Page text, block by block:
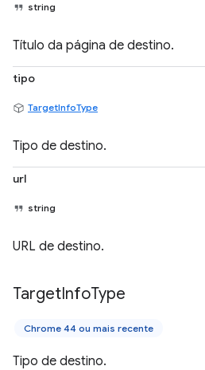
string
Título da página de destino.
tipo
TargetInfoType
Tipo de destino.
url
string
URL de destino.
TargetInfoType
Chrome 44 ou mais recente
Tipo de destino.